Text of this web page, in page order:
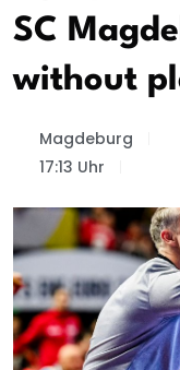
SC
without
Magdeburg
17:13 Uhr